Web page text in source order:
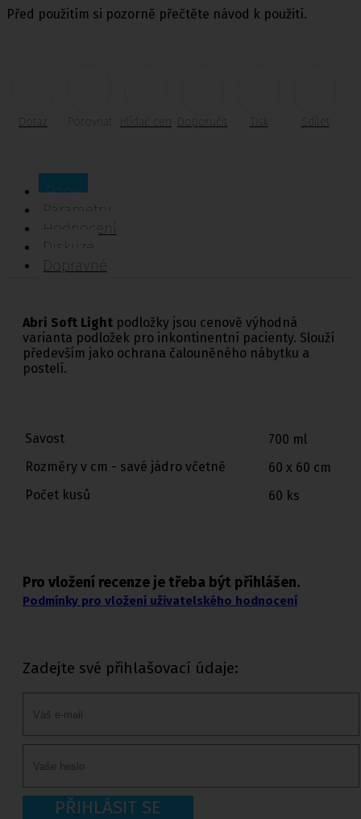
Před použitím si pozorně přečtěte návod k použití.
Dotaz Porovnat Doporučit Tisk Sdílet
Popis
Parametry
Hodnocení
Diskuze
Dopravné
Abri Soft Light podložky jsou cenově výhodná
varianta podložek pro inkontinentní pacienty. Slouží
především jako ochrana čalouněného nábytku a
postelí.
Savost
700 ml
Rozměry v cm - savé jádro včetně
60 x 60 cm
Počet kusů
60 ks
Pro vložení recenze je třeba být přihlášen.
Podmínky pro vložení uživatelského hodnocení
Zadejte své přihlašovací údaje:
PŘIHLÁSIT SE